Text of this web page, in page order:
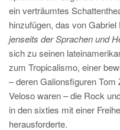
ein verträumtes
hinzufügen, das von Gabriel
jenseits der Sprachen und
sich zu seinen
zum Tropicalismo, einer
– deren Galionsfiguren
Veloso waren – die Rock
in den sixties mit einer
herausforderte.